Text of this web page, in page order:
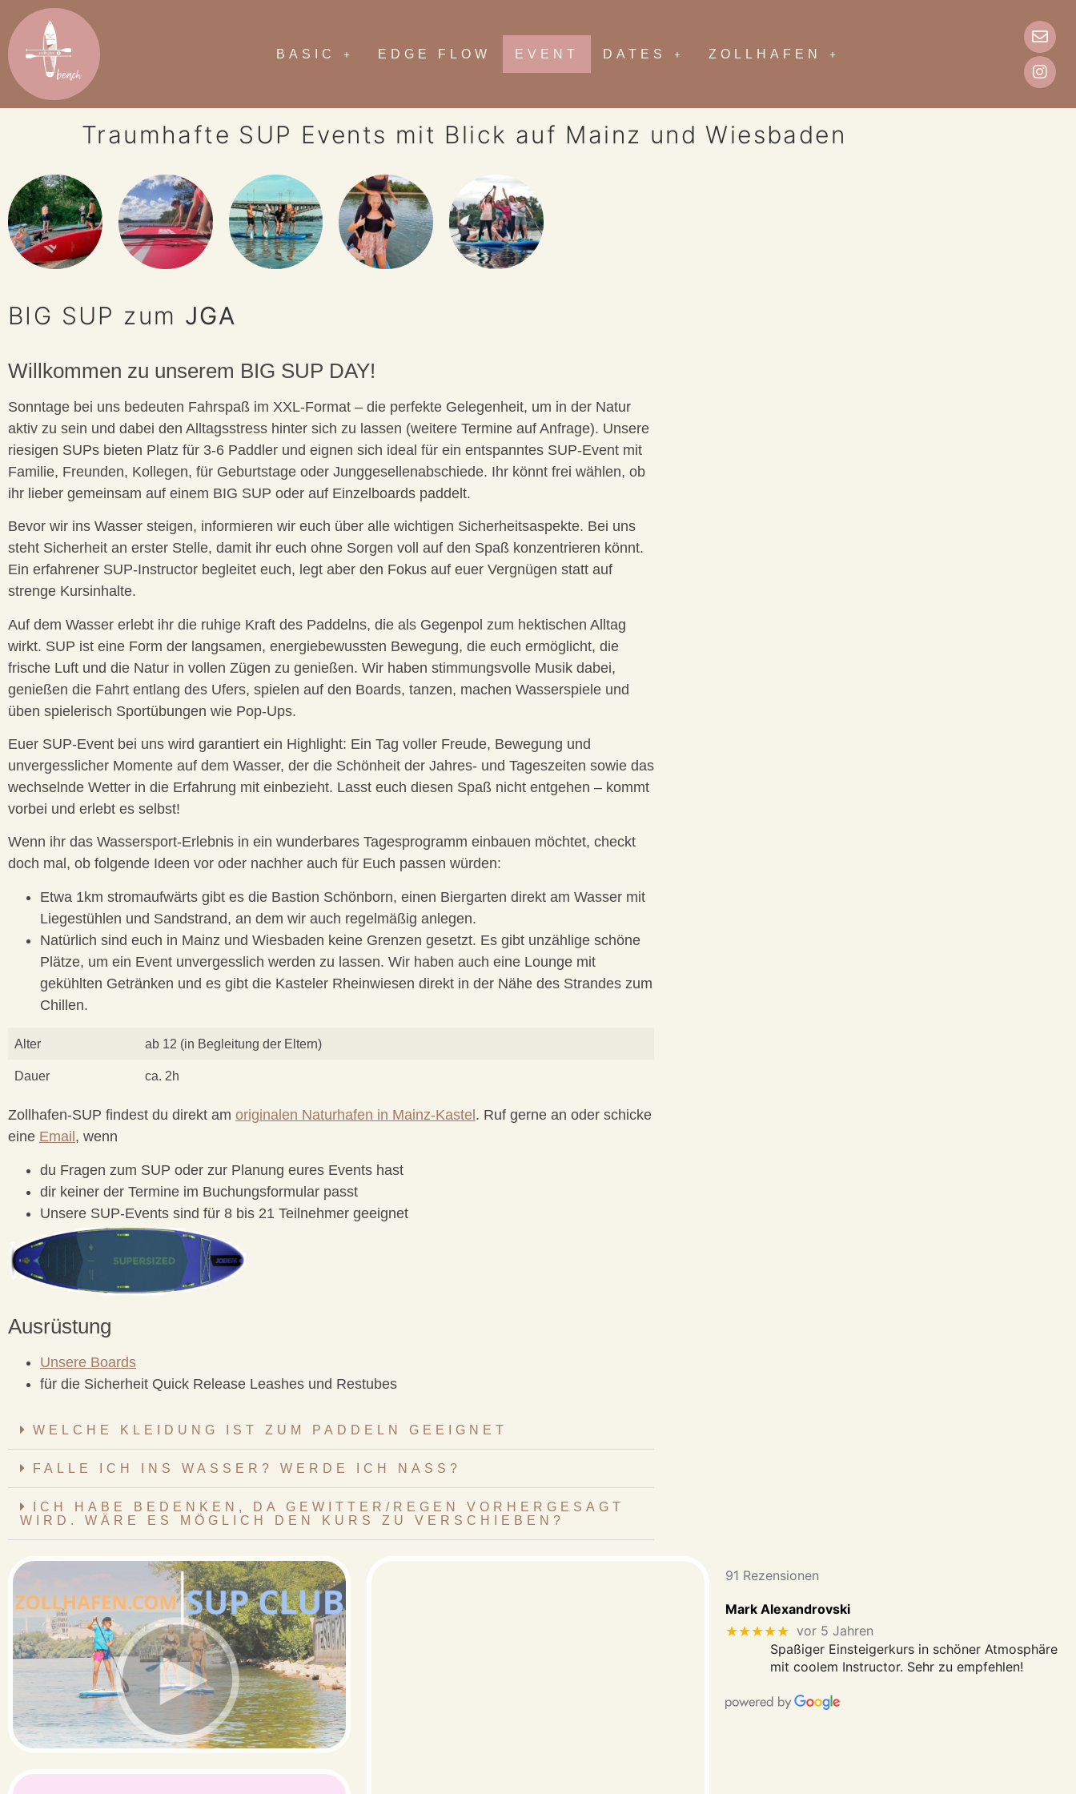
BASIC EDGE FLOW EVENT DATES ZOLLHAFEN
Traumhafte SUP Events mit Blick auf Mainz und Wiesbaden
BIG SUP zum Betriebsausflug
Willkommen zu unserem BIG SUP DAY!
Sonntage bei uns bedeuten Fahrspaß im XXL-Format – die perfekte Gelegenheit, um in der Natur
aktiv zu sein und dabei den Alltagsstress hinter sich zu lassen (weitere Termine auf Anfrage). Unsere
riesigen SUPs bieten Platz für 3-6 Paddler und eignen sich ideal für ein entspanntes SUP-Event mit
Familie, Freunden, Kollegen, für Geburtstage oder Junggesellenabschiede. Ihr könnt frei wählen, ob
ihr lieber gemeinsam auf einem BIG SUP oder auf Einzelboards paddelt.
Bevor wir ins Wasser steigen, informieren wir euch über alle wichtigen Sicherheitsaspekte. Bei uns
steht Sicherheit an erster Stelle, damit ihr euch ohne Sorgen voll auf den Spaß konzentrieren könnt.
Ein erfahrener SUP-Instructor begleitet euch, legt aber den Fokus auf euer Vergnügen statt auf
strenge Kursinhalte.
Auf dem Wasser erlebt ihr die ruhige Kraft des Paddelns, die als Gegenpol zum hektischen Alltag
wirkt. SUP ist eine Form der langsamen, energiebewussten Bewegung, die euch ermöglicht, die
frische Luft und die Natur in vollen Zügen zu genießen. Wir haben stimmungsvolle Musik dabei,
genießen die Fahrt entlang des Ufers, spielen auf den Boards, tanzen, machen Wasserspiele und
üben spielerisch Sportübungen wie Pop-Ups.
Euer SUP-Event bei uns wird garantiert ein Highlight: Ein Tag voller Freude, Bewegung und
unvergesslicher Momente auf dem Wasser, der die Schönheit der Jahres- und Tageszeiten sowie das
wechselnde Wetter in die Erfahrung mit einbezieht. Lasst euch diesen Spaß nicht entgehen – kommt
vorbei und erlebt es selbst!
Wenn ihr das Wassersport-Erlebnis in ein wunderbares Tagesprogramm einbauen möchtet, checkt
doch mal, ob folgende Ideen vor oder nachher auch für Euch passen würden:
Etwa 1km stromaufwärts gibt es die Bastion Schönborn, einen Biergarten direkt am Wasser mit
Liegestühlen und Sandstrand, an dem wir auch regelmäßig anlegen.
Natürlich sind euch in Mainz und Wiesbaden keine Grenzen gesetzt. Es gibt unzählige schöne
Plätze, um ein Event unvergesslich werden zu lassen. Wir haben auch eine Lounge mit
gekühlten Getränken und es gibt die Kasteler Rheinwiesen direkt in der Nähe des Strandes zum
Chillen.
Alter ab 12 (in Begleitung der Eltern)
Dauer ca. 2h
Zollhafen-SUP findest du direkt am originalen Naturhafen in Mainz-Kastel . Ruf gerne an oder schicke
eine Email , wenn
du Fragen zum SUP oder zur Planung eures Events hast
dir keiner der Termine im Buchungsformular passt
Unsere SUP-Events sind für 8 bis 21 Teilnehmer geeignet
Ausrüstung
Unsere Boards
für die Sicherheit Quick Release Leashes und Restubes
WELCHE KLEIDUNG IST ZUM PADDELN GEEIGNET
FALLE ICH INS WASSER? WERDE ICH NASS?
ICH HABE BEDENKEN, DA GEWITTER/REGEN VORHERGESAGT
WIRD. WÄRE ES MÖGLICH DEN KURS ZU VERSCHIEBEN?
91 Rezensionen
Mark Alexandrovski
★★★★★ vor 5 Jahren
Spaßiger Einsteigerkurs in schöner Atmosphäre
mit coolem Instructor. Sehr zu empfehlen!